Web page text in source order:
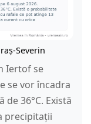
Severin
Iertof se
se vor încadra
36°C. Există
precipitații